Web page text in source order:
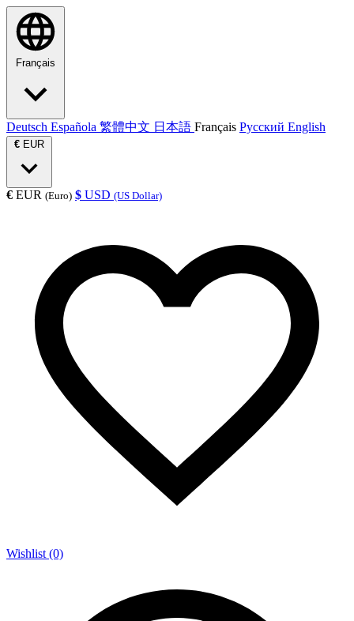
Français
Deutsch Española 繁體中文 日本語 Français Русский English
€ EUR
€ EUR (Euro) $ USD (US Dollar)
Wishlist (0)